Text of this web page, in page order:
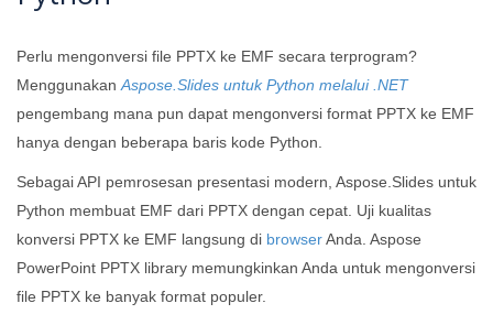
Perlu mengonversi file PPTX ke EMF secara terprogram?
Menggunakan Aspose.Slides untuk Python melalui .NET
pengembang mana pun dapat mengonversi format PPTX ke EMF
hanya dengan beberapa baris kode Python.
Sebagai API pemrosesan presentasi modern, Aspose.Slides untuk
Python membuat EMF dari PPTX dengan cepat. Uji kualitas
konversi PPTX ke EMF langsung di browserAnda. Aspose
PowerPoint PPTX library memungkinkan Anda untuk mengonversi
file PPTX ke banyak format populer.